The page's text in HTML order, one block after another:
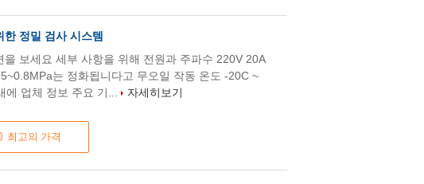
정밀 검사 시스템
최고의 가격
보세요 세부 사항을 위해 전원과 주파수 220V 20A
는 정화됩니다고 무오일 작동 온도 -20C ~
업체 정보 주요 기...
자세히보기